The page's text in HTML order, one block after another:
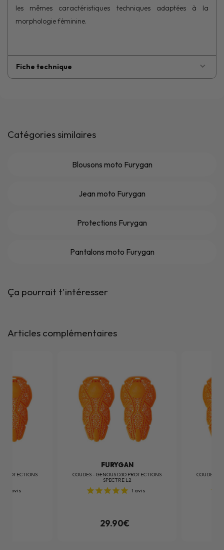
les mêmes caractéristiques techniques adaptées à la
morphologie féminine.
Fiche technique
Catégories similaires
Blousons moto Furygan
Jean moto Furygan
Protections Furygan
Pantalons moto Furygan
Ça pourrait t'intéresser
Articles complémentaires
PROTECTIONS
avis
FURYGAN
COUDES - GENOUS D3O PROTECTIONS
SPECTRE L2
1 avis
29.90€
COUDES -